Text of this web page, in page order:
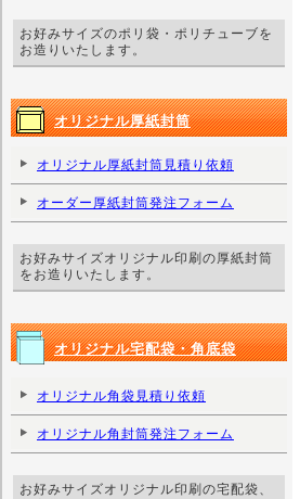
お好みサイズのポリ袋・ポリチューブを
お造りいたします。
オリジナル厚紙封筒
オリジナル厚紙封筒見積り依頼
オーダー厚紙封筒発注フォーム
お好みサイズオリジナル印刷の厚紙封筒
をお造りいたします。
オリジナル宅配袋・角底袋
オリジナル角袋見積り依頼
オリジナル角封筒発注フォーム
お好みサイズオリジナル印刷の宅配袋、